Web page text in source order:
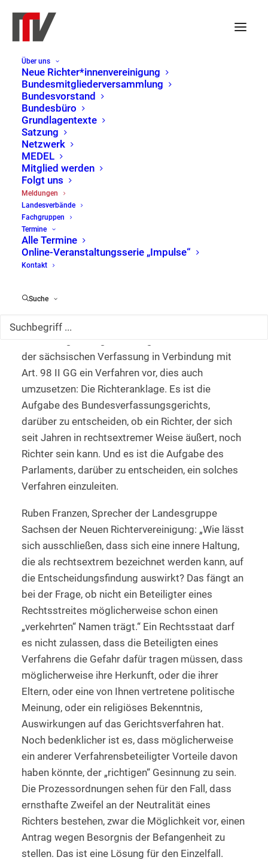
Über uns
Neue Richter*innenvereinigung
Bundesmitgliederversammlung
Bundesvorstand
Bundesbüro
Grundlagentexte
Satzung
Netzwerk
MEDEL
Mitglied werden
Folgt uns
Meldungen
Landesverbände
Fachgruppen
Termine
Alle Termine
Online-Veranstaltungsserie „Impulse“
Kontakt
Suche
Warum keine
Richteranklage?
14. Januar 2022
Sachsen
Nur eine Richteranklage kann klären, ob der
ehemalige Bundestagsabgeordnete Jens Maier
weiter Richter sein kann
Ein Richter, der nicht die Gewähr dafür bietet, auf
dem Boden der freiheitlichen demokratischen
nichts zu suchen.
durch sein Verhalten gegen die
der sächsischen Verfassung in Verbindung mit
Art. 98 II GG ein Verfahren vor, dies auch
umzusetzen: Die Richteranklage. Es ist die
Aufgabe des Bundesverfassungsgerichts,
darüber zu entscheiden, ob ein Richter, der sich
seit Jahren in rechtsextremer Weise äußert, noch
Richter sein kann. Und es ist die Aufgabe des
Parlaments, darüber zu entscheiden, ein solches
Verfahren einzuleiten.
Ruben Franzen, Sprecher der Landesgruppe
Sachsen der Neuen Richtervereinigung: „Wie lässt
sich ausschließen, dass sich eine innere Haltung,
die als rechtsextrem bezeichnet werden kann, auf
die Entscheidungsfindung auswirkt? Das fängt an
bei der Frage, ob nicht ein Beteiligter eines
Rechtsstreites möglicherweise schon einen
„verkehrten“ Namen trägt.“ Ein Rechtsstaat darf
es nicht zulassen, dass die Beteiligten eines
Verfahrens die Gefahr dafür tragen müssen, dass
möglicherweise ihre Herkunft, oder die ihrer
Eltern, oder eine von Ihnen vertretene politische
Meinung, oder ein religiöses Bekenntnis,
Auswirkungen auf das Gerichtsverfahren hat.
Noch bedenklicher ist es, dass möglicherweise
ein anderer Verfahrensbeteiligter Vorteile davon
haben könnte, der „richtigen“ Gesinnung zu sein.
Die Prozessordnungen sehen für den Fall, dass
ernsthafte Zweifel an der Neutralität eines
Richters bestehen, zwar die Möglichkeit vor, einen
Antrag wegen Besorgnis der Befangenheit zu
stellen. Das ist eine Lösung für den Einzelfall.